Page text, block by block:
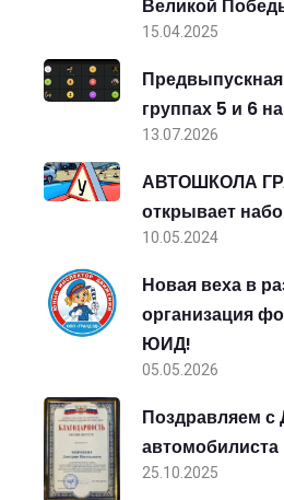
Великой
15.04.2025
группах 5 и 6
13.07.2026
АВТОШКОЛА
открывает
10.05.2024
Новая веха в
организация
ЮИД!
05.05.2026
Поздравляем с
автомобилиста
25.10.2025